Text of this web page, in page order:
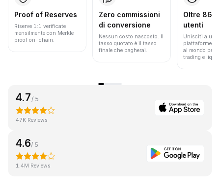
Proof of Reserves
Riserve 1:1 verificate
mensilmente con Merkle
proof on-chain.
Zero commissioni
di conversione
Nessun costo nascosto. Il
tasso quotato è il tasso
finale che pagherai.
Oltre 86
utenti
Unisciti a una
piattaforme
al mondo per
trading e
4.7/ 5
47K Reviews
4.6/ 5
1.4M Reviews